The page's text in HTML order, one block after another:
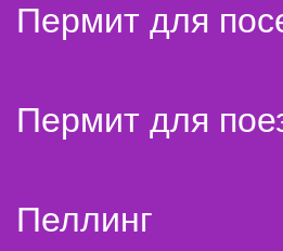
Пермит для
Пермит для
Пеллинг